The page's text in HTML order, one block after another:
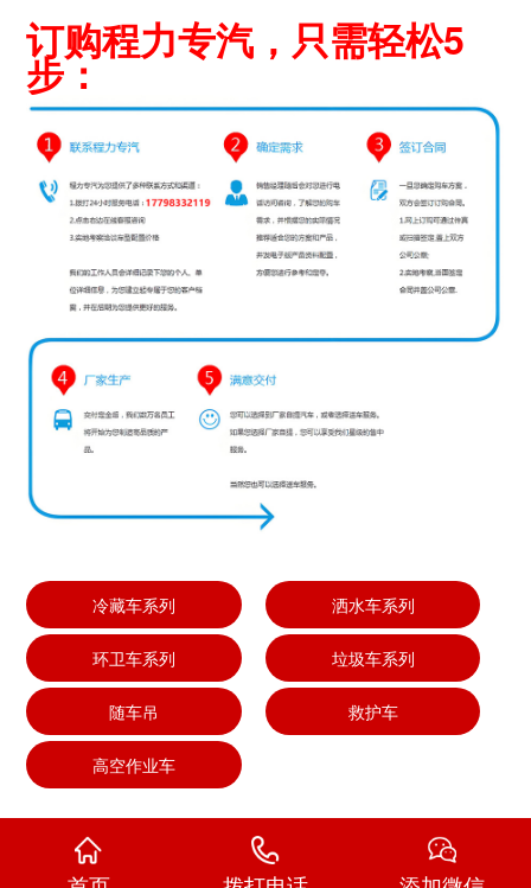
订购程力专汽，只需轻松5
步：
冷藏车系列 洒水车系列
环卫车系列 垃圾车系列
随车吊 救护车
高空作业车